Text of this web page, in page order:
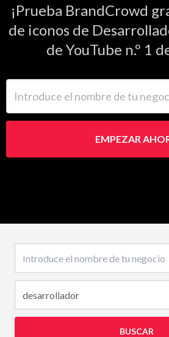
¡Prueba BrandCrowd
de iconos de
de YouTube n.º 1
EMPEZAR
BUSCAR